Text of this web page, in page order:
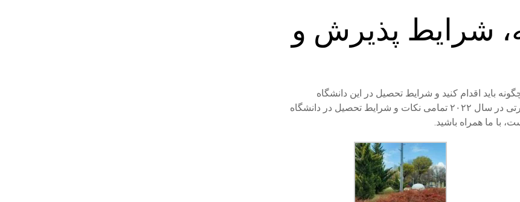
شرایط پذیرش و
باید اقدام کنید و شرایط تحصیل در این دانشگاه
چیست؟ سایت اعزام دانشجو به عنوان بزرگترین سایت مهاجرتی در سال ۲۰۲۲ تمامی نکات و شرایط تحصیل در دانشگاه
با ما همراه باشید.